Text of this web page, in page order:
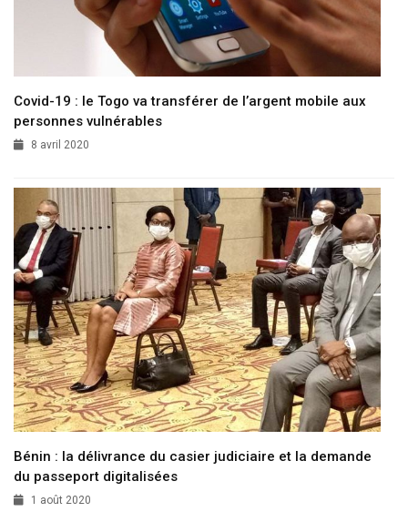
Covid-19 : le Togo va transférer de l’argent mobile aux
personnes vulnérables
8 avril 2020
Bénin : la délivrance du casier judiciaire et la demande
du passeport digitalisées
1 août 2020